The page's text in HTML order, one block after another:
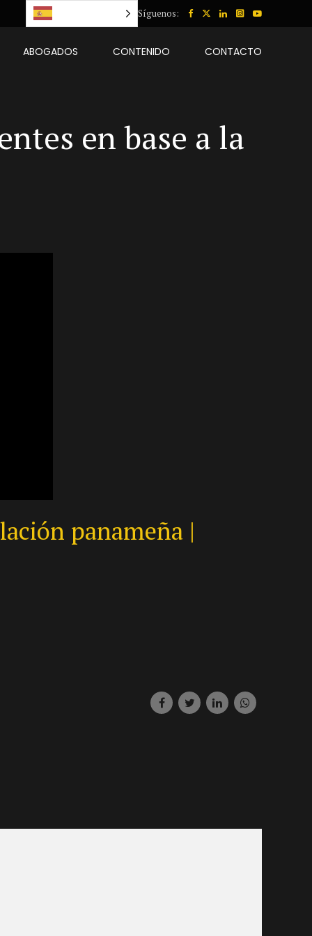
Síguenos:
ABOGADOS CONTENIDO CONTACTO
en base a la
panameña |